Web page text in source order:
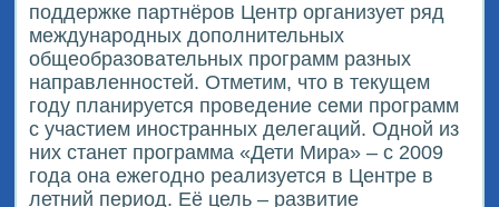
поддержке партнёров Центр организует ряд
международных дополнительных
общеобразовательных программ разных
направленностей. Отметим, что в текущем
году планируется проведение семи программ
с участием иностранных делегаций. Одной из
них станет программа «Дети Мира» – с 2009
года она ежегодно реализуется в Центре в
летний период. Её цель – развитие